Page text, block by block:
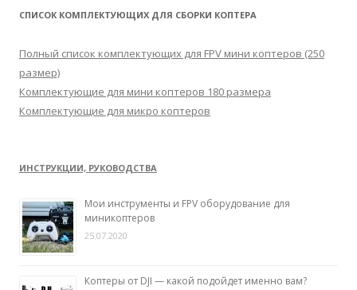
т
:
СПИСОК КОМПЛЕКТУЮЩИХ ДЛЯ СБОРКИ КОПТЕРА
Полный список комплектующих для FPV мини коптеров (250
размер)
Комплектующие для мини коптеров 180 размера
Комплектующие для микро коптеров
ИНСТРУКЦИИ, РУКОВОДСТВА
Мои инструменты и FPV оборудование для
миникоптеров
25.07.2020
Коптеры от DJI — какой подойдет именно вам?